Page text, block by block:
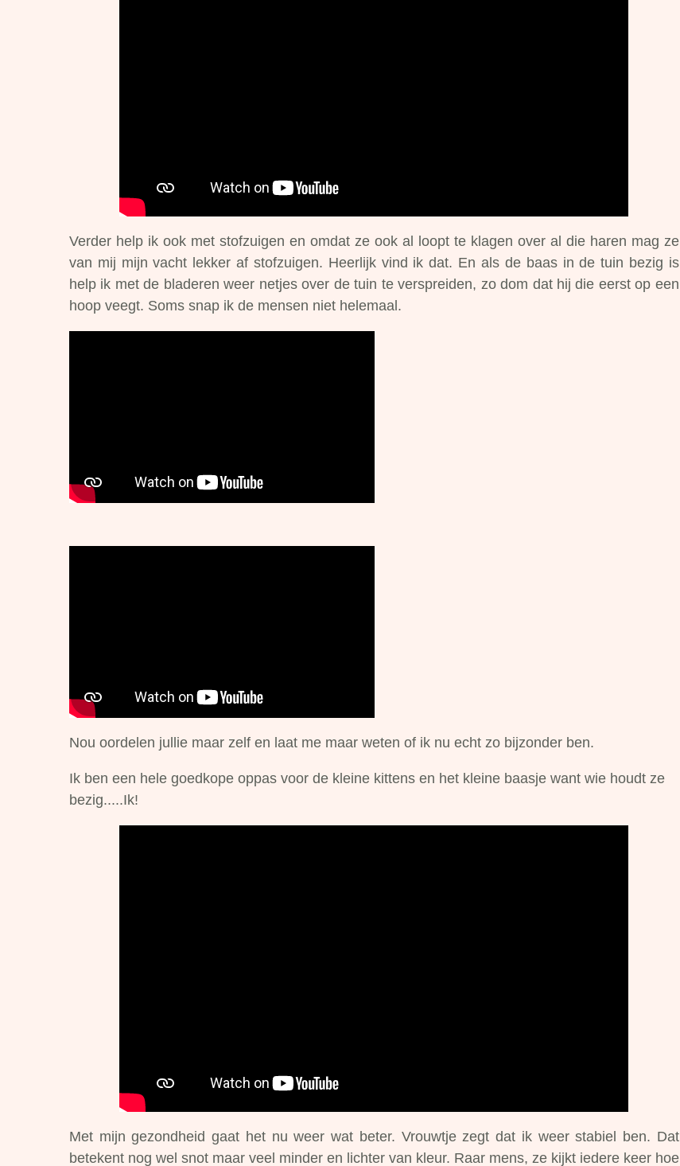
Verder help ik ook met stofzuigen en omdat ze ook al loopt te klagen over al die haren mag ze
van mij mijn vacht lekker af stofzuigen. Heerlijk vind ik dat. En als de baas in de tuin bezig is
help ik met de bladeren weer netjes over de tuin te verspreiden, zo dom dat hij die eerst op een
hoop veegt. Soms snap ik de mensen niet helemaal.
Nou oordelen jullie maar zelf en laat me maar weten of ik nu echt zo bijzonder ben.
Ik ben een hele goedkope oppas voor de kleine kittens en het kleine baasje want wie houdt ze
bezig.....Ik!
Met mijn gezondheid gaat het nu weer wat beter. Vrouwtje zegt dat ik weer stabiel ben. Dat
betekent nog wel snot maar veel minder en lichter van kleur. Raar mens, ze kijkt iedere keer hoe